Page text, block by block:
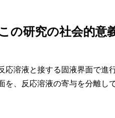
の研究の社会的意
溶液と接する固液界面で進
を、反応溶液の寄与を分離